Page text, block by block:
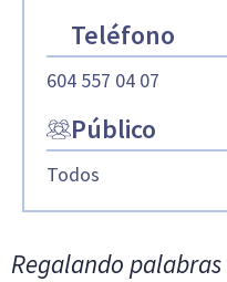
Teléfono
604 557 04 07
Público
Todos
Regalando palabras